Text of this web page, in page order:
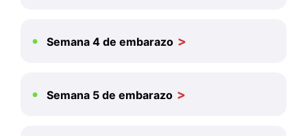
Semana 4 de embarazo
Semana 5 de embarazo